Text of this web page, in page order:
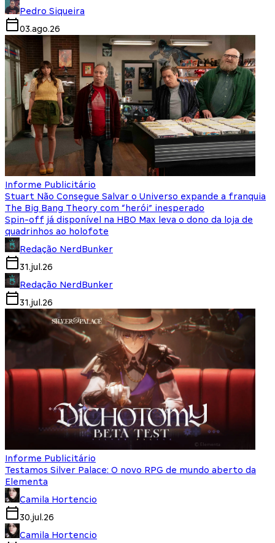
Pedro Siqueira
03.ago.26
Informe Publicitário
Stuart Não Consegue Salvar o Universo expande a franquia
The Big Bang Theory com “herói” inesperado
Spin-off já disponível na HBO Max leva o dono da loja de
quadrinhos ao holofote
Redação NerdBunker
31.jul.26
Redação NerdBunker
31.jul.26
Informe Publicitário
Testamos Silver Palace: O novo RPG de mundo aberto da
Elementa
Camila Hortencio
30.jul.26
Camila Hortencio